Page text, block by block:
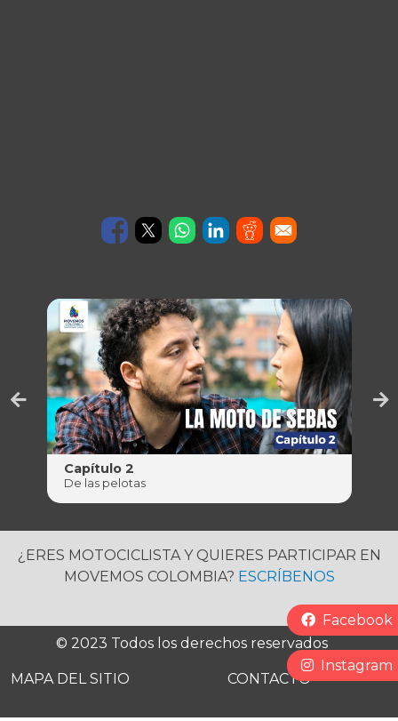
RedesFacebook
Instagram
Capítulo 2
De las pelotas
¿ERES MOTOCICLISTA Y QUIERES PARTICIPAR EN
MOVEMOS COLOMBIA? ESCRÍBENOS
Pie de página
© 2023 Todos los derechos reservados
MAPA DEL SITIO CONTACTO